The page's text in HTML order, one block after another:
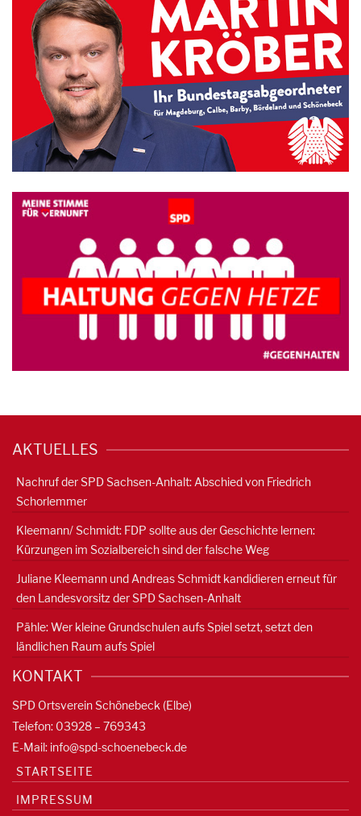
AKTUELLES
Nachruf der SPD Sachsen-Anhalt: Abschied von Friedrich
Schorlemmer
Kleemann/ Schmidt: FDP sollte aus der Geschichte lernen:
Kürzungen im Sozialbereich sind der falsche Weg
Juliane Kleemann und Andreas Schmidt kandidieren erneut für
den Landesvorsitz der SPD Sachsen-Anhalt
Pähle: Wer kleine Grundschulen aufs Spiel setzt, setzt den
ländlichen Raum aufs Spiel
KONTAKT
SPD Ortsverein Schönebeck (Elbe)
Telefon: 03928 – 769343
E-Mail: info@spd-schoenebeck.de
STARTSEITE
IMPRESSUM